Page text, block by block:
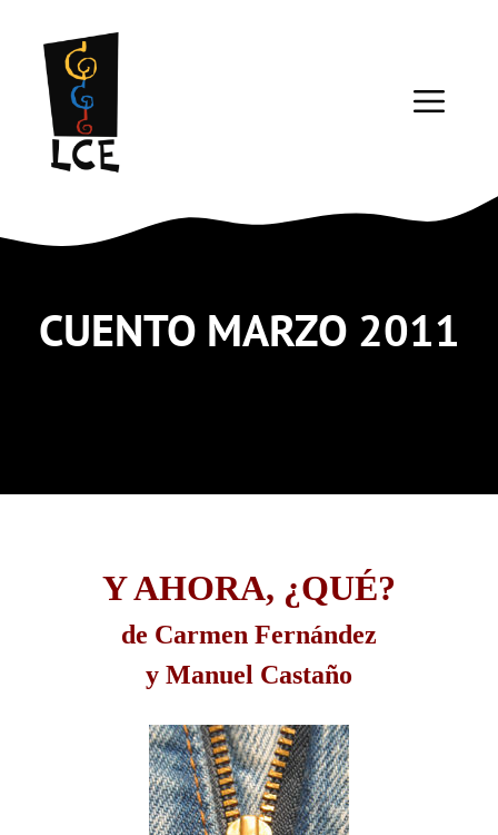
contenido
CUENTO MARZO 2011
Y AHORA, ¿QUÉ?
de Carmen Fernández
y Manuel Castaño